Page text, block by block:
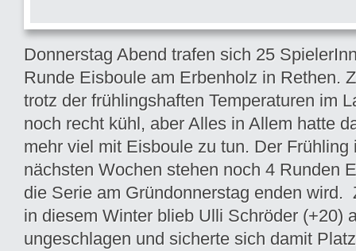
Donnerstag Abend trafen sich 25
Runde Eisboule am Erbenholz in Rethen.
trotz der frühlingshaften Temperaturen im
noch recht kühl, aber Alles in Allem hatte
mehr viel mit Eisboule zu tun. Der Frühling
nächsten Wochen stehen noch 4 Runden
die Serie am Gründonnerstag enden wird.
in diesem Winter blieb Ulli Schröder (+20)
ungeschlagen und sicherte sich damit